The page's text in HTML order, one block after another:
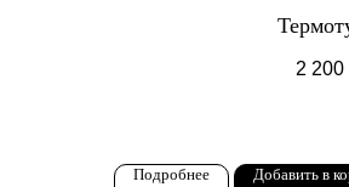
2 200
Подробнее Добавить в